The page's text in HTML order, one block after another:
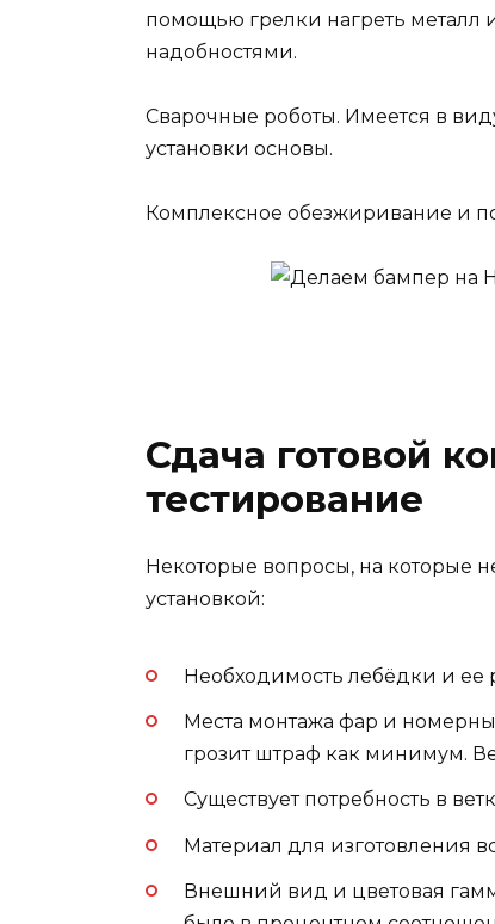
помощью грелки нагреть металл
надобностями.
Сварочные роботы. Имеется в
установки основы.
Комплексное обезжиривание и
Сдача готовой
тестирование
Некоторые вопросы, на которые
установкой:
Необходимость лебёдки и ее
Места монтажа фар и
грозит штраф как минимум.
Существует потребность в
Материал для изготовления
Внешний вид и цветовая